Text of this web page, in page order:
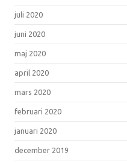
juli 2020
juni 2020
maj 2020
april 2020
mars 2020
februari 2020
januari 2020
december 2019